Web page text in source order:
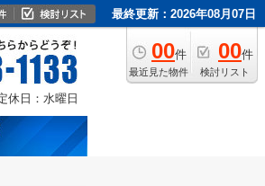
最終更新：2026年08月07日
00件
最近見た物件
00件
検討リスト
休日：水曜日